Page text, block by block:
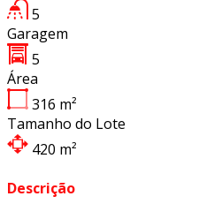
5
Garagem
5
Área
316 m²
Tamanho do Lote
420 m²
Descrição